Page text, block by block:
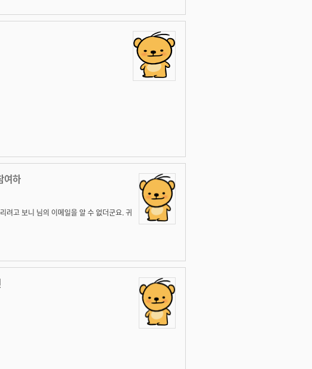
여하
려고 보니 님의 이메일을 알 수 없더군요. 귀